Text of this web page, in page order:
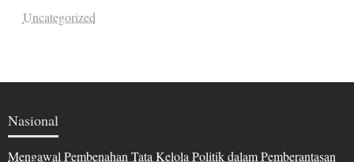
Uncategorized
Nasional
Mengawal Pembenahan Tata Kelola Politik dalam Pemberantasan